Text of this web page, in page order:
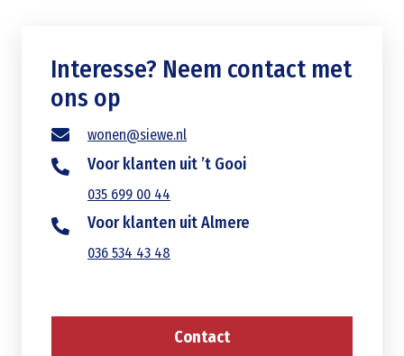
Interesse? Neem contact met
ons op
wonen@siewe.nl
Voor klanten uit ’t Gooi
035 699 00 44
Voor klanten uit Almere
036 534 43 48
Contact